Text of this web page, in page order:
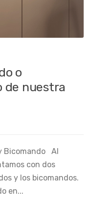
o
de nuestra
Bicomando Al
con dos
y los bicomandos.
en...